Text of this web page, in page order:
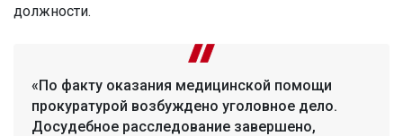
должности.
«По факту оказания медицинской помощи
прокуратурой возбуждено уголовное дело.
Досудебное расследование завершено,